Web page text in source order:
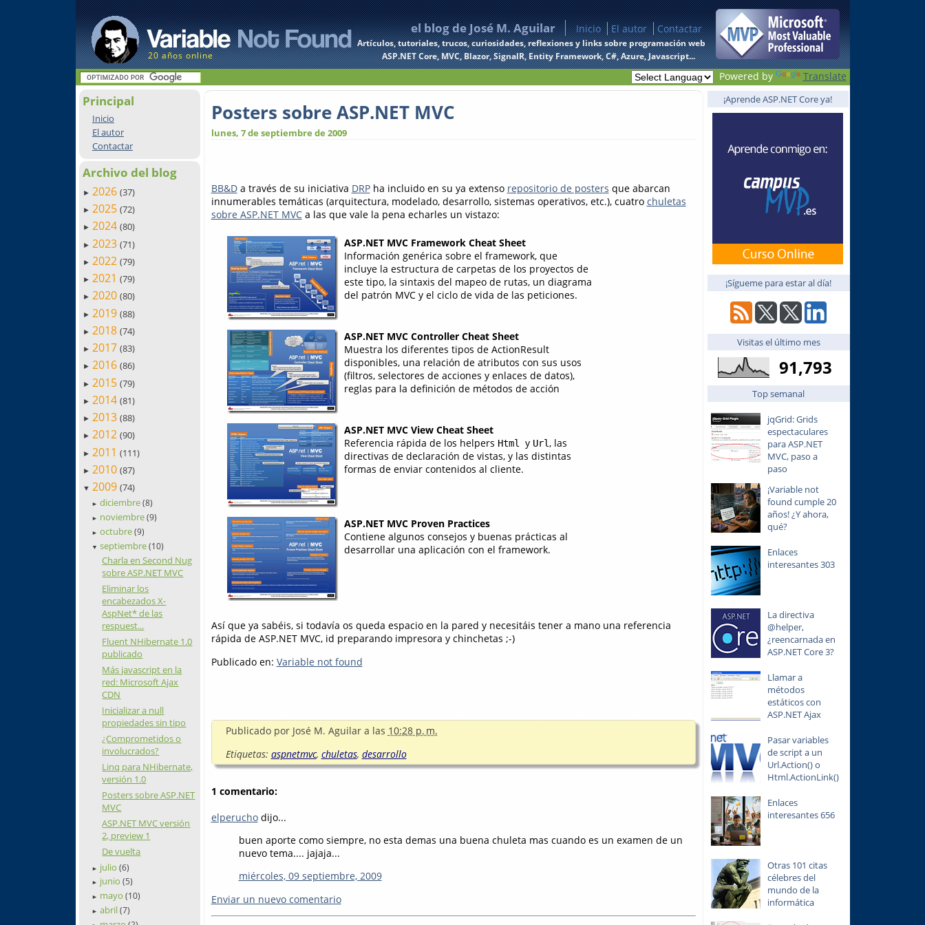
20 años online
el blog de José M. Aguilar Inicio El autor Contactar
Artículos, tutoriales, trucos, curiosidades, reflexiones y links sobre programación web
ASP.NET Core, MVC, Blazor, SignalR, Entity Framework, C#, Azure, Javascript...
Powered by Translate
Principal
Inicio
El autor
Contactar
Archivo del blog
► 2026 (37)
► 2025 (72)
► 2024 (80)
► 2023 (71)
► 2022 (79)
► 2021 (79)
► 2020 (80)
► 2019 (88)
► 2018 (74)
► 2017 (83)
► 2016 (86)
► 2015 (79)
► 2014 (81)
► 2013 (88)
► 2012 (90)
► 2011 (111)
► 2010 (87)
▼ 2009 (74)
► diciembre(8)
► noviembre(9)
► octubre(9)
▼ septiembre(10)
Charla en Second Nug
sobre ASP.NET MVC
Eliminar los
encabezados X-
AspNet* de las
respuest...
Fluent NHibernate 1.0
publicado
Más javascript en la
red: Microsoft Ajax
CDN
Inicializar a null
propiedades sin tipo
¿Comprometidos o
involucrados?
Linq para NHibernate,
versión 1.0
Posters sobre ASP.NET
MVC
ASP.NET MVC versión
2, preview 1
De vuelta
► julio(6)
► junio(5)
► mayo(10)
► abril(7)
Posters sobre ASP.NET MVC
lunes, 7 de septiembre de 2009
BB&Da través de su iniciativa DRPha incluido en su ya extenso repositorio de posters que abarcan
innumerables temáticas (arquitectura, modelado, desarrollo, sistemas operativos, etc.), cuatro chuletas
sobre ASP.NET MVCa las que vale la pena echarles un vistazo:
ASP.NET MVC Framework Cheat Sheet
Información genérica sobre el framework, que
incluye la estructura de carpetas de los proyectos de
este tipo, la sintaxis del mapeo de rutas, un diagrama
del patrón MVC y el ciclo de vida de las peticiones.
ASP.NET MVC Controller Cheat Sheet
Muestra los diferentes tipos de ActionResult
disponibles, una relación de atributos con sus usos
(filtros, selectores de acciones y enlaces de datos),
reglas para la definición de métodos de acción
ASP.NET MVC View Cheat Sheet
Referencia rápida de los helpers Html y Url , las
directivas de declaración de vistas, y las distintas
formas de enviar contenidos al cliente.
ASP.NET MVC Proven Practices
Contiene algunos consejos y buenas prácticas al
desarrollar una aplicación con el framework.
Así que ya sabéis, si todavía os queda espacio en la pared y necesitáis tener a mano una referencia
rápida de ASP.NET MVC, id preparando impresora y chinchetas ;-)
Publicado en: Variable not found
Publicado por José M. Aguilar a las 10:28 p. m.
Etiquetas: aspnetmvc, chuletas, desarrollo
1 comentario:
elperuchodijo...
buen aporte como siempre, no esta demas una buena chuleta mas cuando es un examen de un
nuevo tema.... jajaja...
miércoles, 09 septiembre, 2009
Enviar un nuevo comentario
¡Aprende ASP.NET Core ya!
¡Sígueme para estar al día!
Visitas el último mes
91,793
Top semanal
jqGrid: Grids
espectaculares
para ASP.NET
MVC, paso a
paso
¡Variable not
found cumple 20
años! ¿Y ahora,
qué?
Enlaces
interesantes 303
La directiva
@helper,
¿reencarnada en
ASP.NET Core 3?
Llamar a
métodos
estáticos con
ASP.NET Ajax
Pasar variables
de script a un
Url.Action() o
Html.ActionLink()
Enlaces
interesantes 656
Otras 101 citas
célebres del
mundo de la
informática